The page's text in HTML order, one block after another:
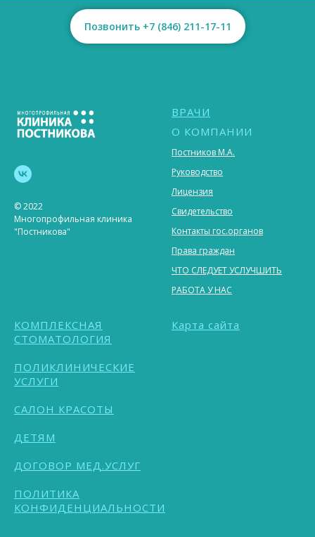
Позвонить +7 (846) 211-17-11
© 2022
Многопрофильная клиника
"Постникова"
ВРАЧИ
О КОМПАНИИ
Постников М.А.
Руководство
Лицензия
Свидетельство
Контакты гос.органов
Права граждан
ЧТО СЛЕДУЕТ УСЛУЧШИТЬ
РАБОТА У НАС
КОМПЛЕКСНАЯ
СТОМАТОЛОГИЯ
ПОЛИКЛИНИЧЕСКИЕ
УСЛУГИ
САЛОН КРАСОТЫ
ДЕТЯМ
ДОГОВОР МЕД.УСЛУГ
ПОЛИТИКА
КОНФИДЕНЦИАЛЬНОСТИ
Карта сайта